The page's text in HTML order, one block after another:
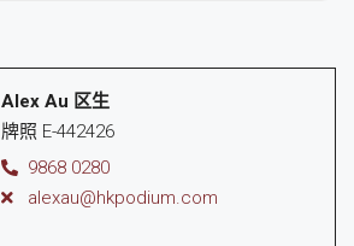
Alex Au 区生
牌照 E-442426
9868 0280
alexau@hkpodium.com